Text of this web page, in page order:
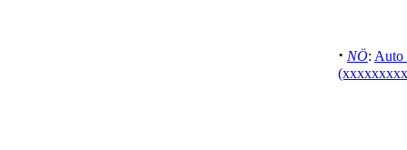
· NÖ: Auto